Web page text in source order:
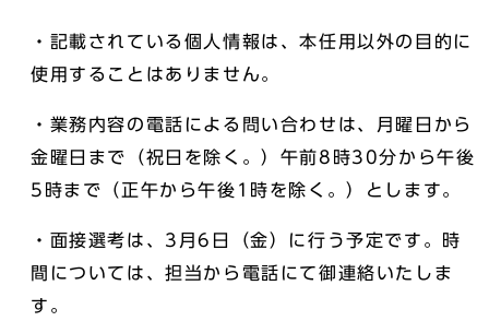
・記載されている個人情報は、本任用以外の目的に
使用することはありません。
・業務内容の電話による問い合わせは、月曜日から
金曜日まで（祝日を除く。）午前8時30分から午後
5時まで（正午から午後1時を除く。）とします。
・面接選考は、3月6日（金）に行う予定です。時
間については、担当から電話にて御連絡いたしま
す。